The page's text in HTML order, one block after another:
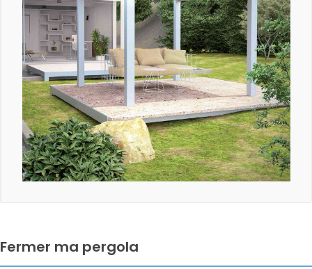
Fermer ma pergola